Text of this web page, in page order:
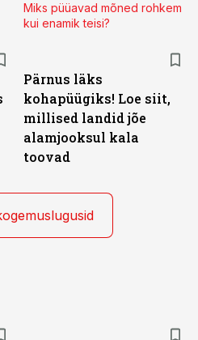
Miks püüavad mõned rohkem
kui enamik teisi?
Pärnus läks
kohapüügiks! Loe siit,
millised landid jõe
alamjooksul kala
toovad